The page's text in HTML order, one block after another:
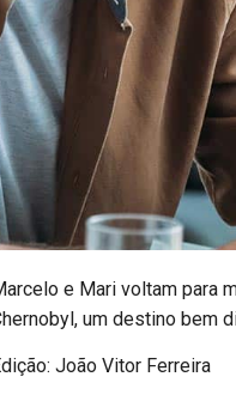
e Mari voltam para
um destino bem
João Vitor Ferreira